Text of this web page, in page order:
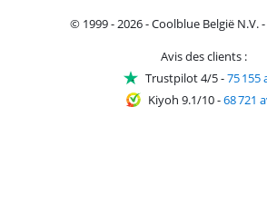
© 1999 - 2026 - Coolblue België N.V.
Avis des clients :
Trustpilot 4/5-75 155
Kiyoh 9.1/10-68 721